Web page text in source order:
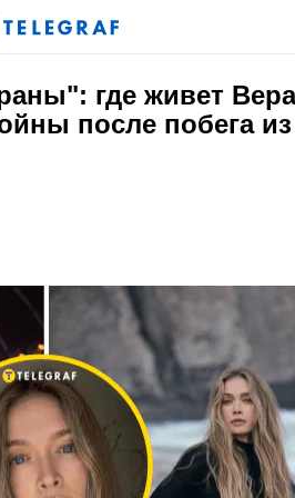
где живет Вера
после побега из